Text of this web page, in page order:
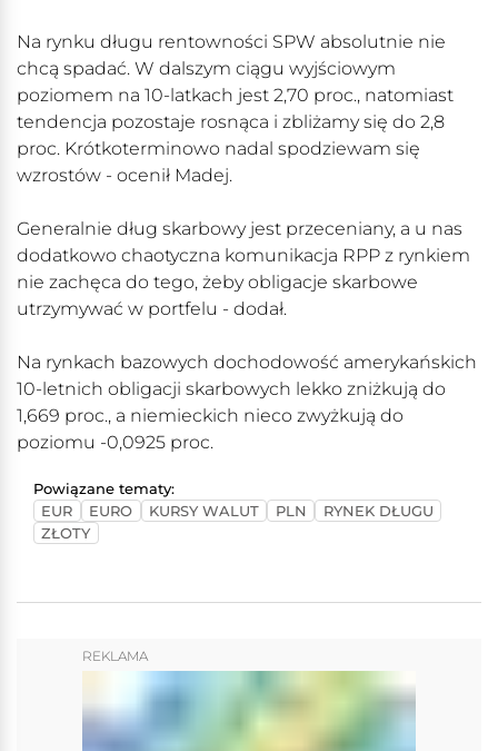
Na rynku długu rentowności SPW absolutnie nie
chcą spadać. W dalszym ciągu wyjściowym
poziomem na 10-latkach jest 2,70 proc., natomiast
tendencja pozostaje rosnąca i zbliżamy się do 2,8
proc. Krótkoterminowo nadal spodziewam się
wzrostów - ocenił Madej.
Generalnie dług skarbowy jest przeceniany, a u nas
dodatkowo chaotyczna komunikacja RPP z rynkiem
nie zachęca do tego, żeby obligacje skarbowe
utrzymywać w portfelu - dodał.
Na rynkach bazowych dochodowość amerykańskich
10-letnich obligacji skarbowych lekko zniżkują do
1,669 proc., a niemieckich nieco zwyżkują do
poziomu -0,0925 proc.
Powiązane tematy:
EUR
EURO KURSY WALUT PLN
RYNEK DŁUGU
ZŁOTY
REKLAMA